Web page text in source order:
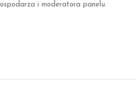
i moderatora panelu.